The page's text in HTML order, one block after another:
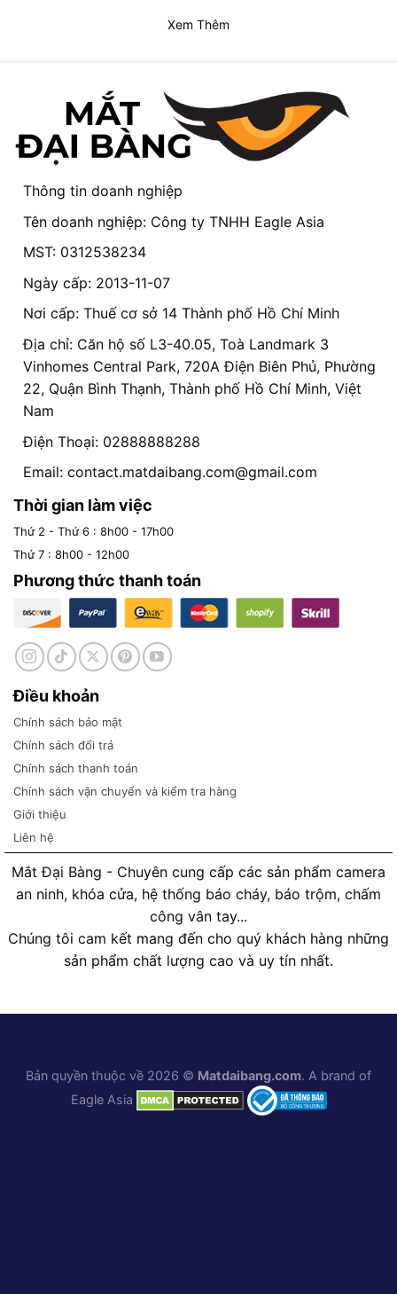
Xem Thêm
Thông tin doanh nghiệp
Tên doanh nghiệp: Công ty TNHH Eagle Asia
MST: 0312538234
Ngày cấp: 2013-11-07
Nơi cấp: Thuế cơ sở 14 Thành phố Hồ Chí Minh
Địa chỉ: Căn hộ số L3-40.05, Toà Landmark 3
Vinhomes Central Park, 720A Điện Biên Phủ, Phường
22, Quận Bình Thạnh, Thành phố Hồ Chí Minh, Việt
Nam
Điện Thoại: 02888888288
Email: contact.matdaibang.com@gmail.com
Thời gian làm việc
Thứ 2 - Thứ 6 : 8h00 - 17h00
Thứ 7 : 8h00 - 12h00
Phương thức thanh toán
Điều khoản
Chính sách bảo mật
Chính sách đổi trả
Chính sách thanh toán
Chính sách vận chuyển và kiểm tra hàng
Giới thiệu
Liên hệ
Mắt Đại Bàng - Chuyên cung cấp các sản phẩm camera
an ninh, khóa cửa, hệ thống báo cháy, báo trộm, chấm
công vân tay...
Chúng tôi cam kết mang đến cho quý khách hàng những
sản phẩm chất lượng cao và uy tín nhất.
Bản quyền thuộc về 2026 © Matdaibang.com. A brand of
Eagle Asia